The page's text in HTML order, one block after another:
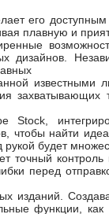
его
плавную и
дизайнов.
известными
чтобы найти
будет
точный
перед
функции,